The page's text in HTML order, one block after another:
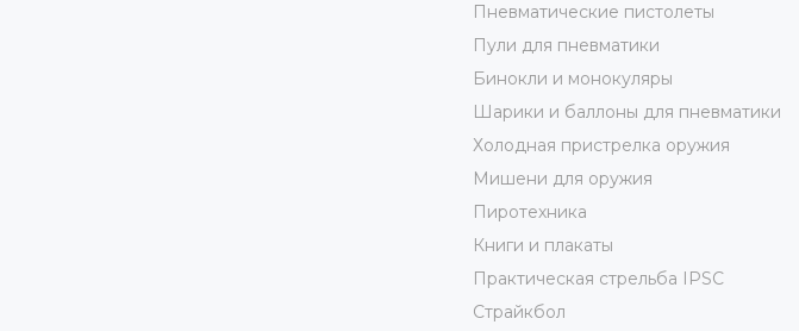
Пневматические пистолеты
Пули для пневматики
Бинокли и монокуляры
Шарики и баллоны для пневматики
Холодная пристрелка оружия
Мишени для оружия
Пиротехника
Книги и плакаты
Практическая стрельба IPSC
Страйкбол